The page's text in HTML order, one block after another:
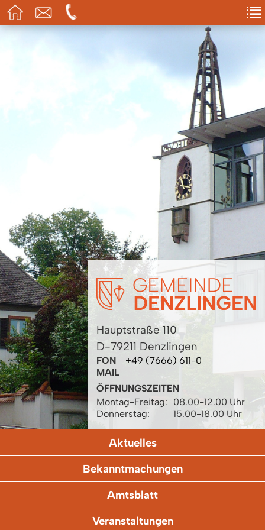
Hauptstraße 110
D-79211 Denzlingen
FON
+49 (7666) 611-0
MAIL
ÖFFNUNGSZEITEN
Montag-Freitag:
08.00-12.00 Uhr
Donnerstag:
15.00-18.00 Uhr
Aktuelles
Bekanntmachungen
Amtsblatt
Veranstaltungen